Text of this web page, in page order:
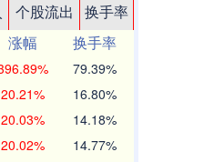
个股流出
换手率
涨幅
换手率
79.39%
20.21% 16.80%
20.03% 14.18%
20.02% 14.77%